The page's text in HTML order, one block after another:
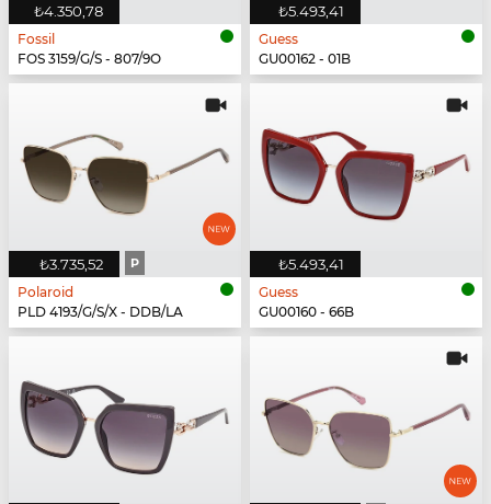
₺4.350,78
Fossil
FOS 3159/G/S - 807/9O
₺5.493,41
Guess
GU00162 - 01B
₺3.735,52 P
Polaroid
PLD 4193/G/S/X - DDB/LA
₺5.493,41
Guess
GU00160 - 66B